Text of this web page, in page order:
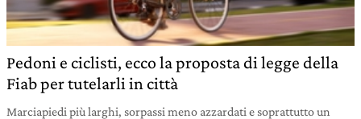
Pedoni e ciclisti, ecco la proposta di legge della
Fiab per tutelarli in città
Marciapiedi più larghi, sorpassi meno azzardati e soprattutto un